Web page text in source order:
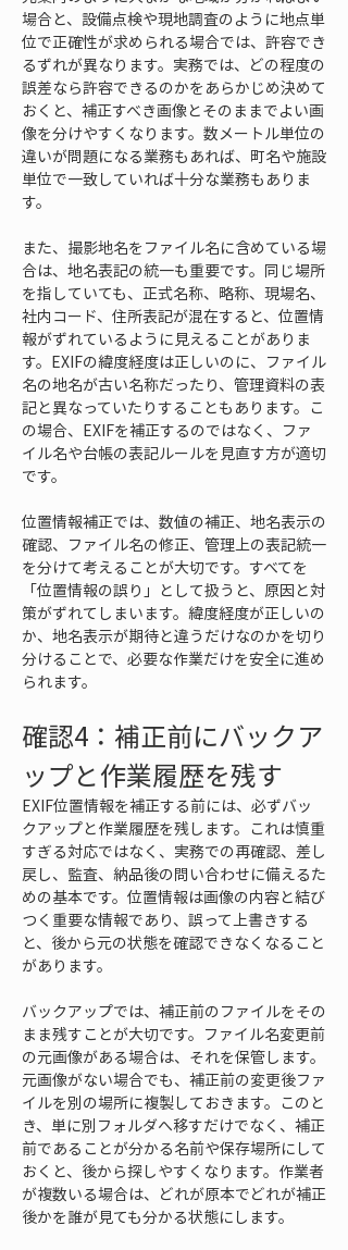
場合と、設備点検や現地調査のように地点単
位で正確性が求められる場合では、許容でき
るずれが異なります。実務では、どの程度の
誤差なら許容できるのかをあらかじめ決めて
おくと、補正すべき画像とそのままでよい画
像を分けやすくなります。数メートル単位の
違いが問題になる業務もあれば、町名や施設
単位で一致していれば十分な業務もありま
す。
また、撮影地名をファイル名に含めている場
合は、地名表記の統一も重要です。同じ場所
を指していても、正式名称、略称、現場名、
社内コード、住所表記が混在すると、位置情
報がずれているように見えることがありま
す。EXIFの緯度経度は正しいのに、ファイル
名の地名が古い名称だったり、管理資料の表
記と異なっていたりすることもあります。こ
の場合、EXIFを補正するのではなく、ファ
イル名や台帳の表記ルールを見直す方が適切
です。
位置情報補正では、数値の補正、地名表示の
確認、ファイル名の修正、管理上の表記統一
を分けて考えることが大切です。すべてを
「位置情報の誤り」として扱うと、原因と対
策がずれてしまいます。緯度経度が正しいの
か、地名表示が期待と違うだけなのかを切り
分けることで、必要な作業だけを安全に進め
られます。
確認4：補正前にバックア
ップと作業履歴を残す
EXIF位置情報を補正する前には、必ずバッ
クアップと作業履歴を残します。これは慎重
すぎる対応ではなく、実務での再確認、差し
戻し、監査、納品後の問い合わせに備えるた
めの基本です。位置情報は画像の内容と結び
つく重要な情報であり、誤って上書きする
と、後から元の状態を確認できなくなること
があります。
バックアップでは、補正前のファイルをその
まま残すことが大切です。ファイル名変更前
の元画像がある場合は、それを保管します。
元画像がない場合でも、補正前の変更後ファ
イルを別の場所に複製しておきます。このと
き、単に別フォルダへ移すだけでなく、補正
前であることが分かる名前や保存場所にして
おくと、後から探しやすくなります。作業者
が複数いる場合は、どれが原本でどれが補正
後かを誰が見ても分かる状態にします。